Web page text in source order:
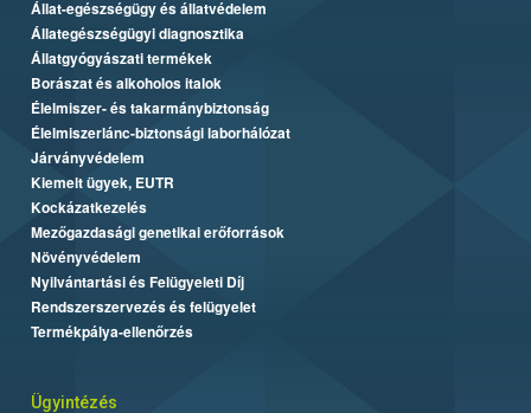
Állat-egészségügy és állatvédelem
Állategészségügyi diagnosztika
Állatgyógyászati termékek
Borászat és alkoholos italok
Élelmiszer- és takarmánybiztonság
Élelmiszerlánc-biztonsági laborhálózat
Járványvédelem
Kiemelt ügyek, EUTR
Kockázatkezelés
Mezőgazdasági genetikai erőforrások
Növényvédelem
Nyilvántartási és Felügyeleti Díj
Rendszerszervezés és felügyelet
Termékpálya-ellenőrzés
Ügyintézés